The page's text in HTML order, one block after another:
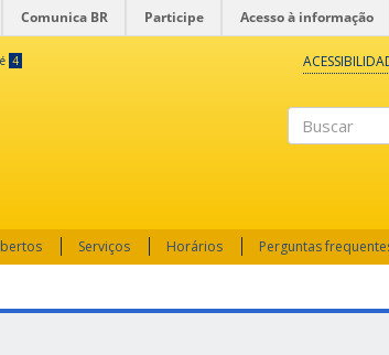
Comunica BR Participe Acesso à informação
4
Serviços Horários Perguntas